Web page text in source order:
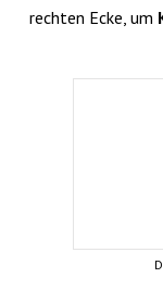
rechten Ecke, um